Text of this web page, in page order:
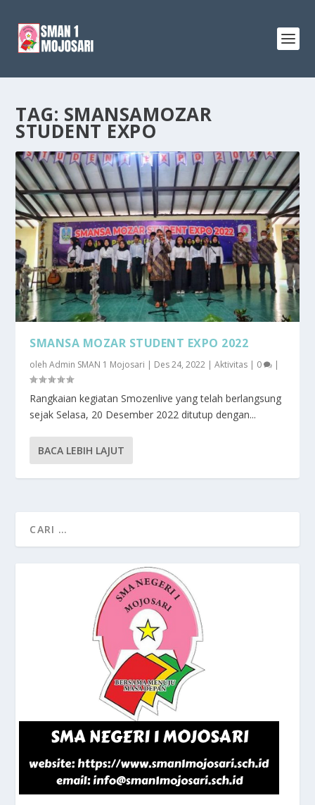
TAG: SMANSAMOZAR
STUDENT EXPO
SMANSA MOZAR STUDENT EXPO 2022
olehAdmin SMAN 1 Mojosari | Des 24, 2022 |Aktivitas | 0 |
Rangkaian kegiatan Smozenlive yang telah berlangsung
sejak Selasa, 20 Desember 2022 ditutup dengan...
BACA LEBIH LAJUT